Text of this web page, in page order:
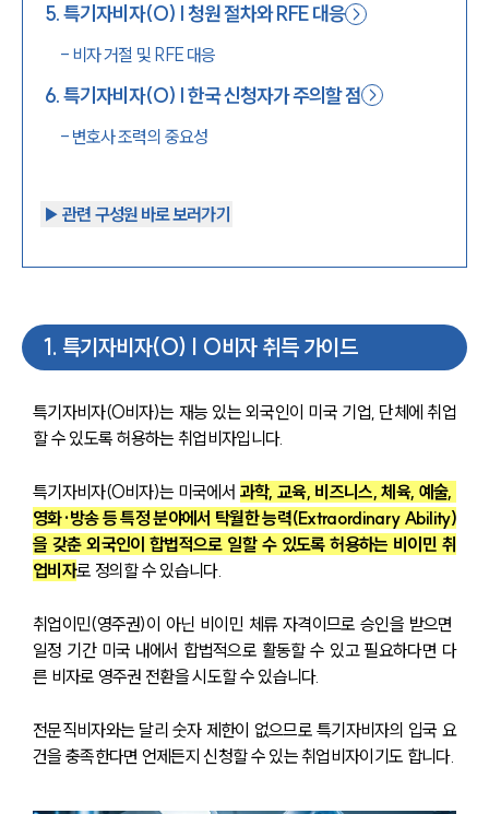
5.특기자비자(O) | 청원 절차와 RFE 대응
- 비자 거절 및 RFE 대응
6.특기자비자(O) | 한국 신청자가 주의할 점
- 변호사 조력의 중요성
▶︎ 관련 구성원 바로 보러가기
1. 특기자비자(O) | O비자 취득 가이드
특기자비자(O비자)는 재능 있는 외국인이 미국 기업, 단체에 취업
할 수 있도록 허용하는 취업비자입니다.
특기자비자(O비자)는 미국에서 과학, 교육, 비즈니스, 체육, 예술,
영화·방송 등 특정 분야에서 탁월한 능력(Extraordinary Ability)
을 갖춘 외국인이 합법적으로 일할 수 있도록 허용하는 비이민 취
업비자로 정의할 수 있습니다.
취업이민(영주권)이 아닌 비이민 체류 자격이므로 승인을 받으면
일정 기간 미국 내에서 합법적으로 활동할 수 있고 필요하다면 다
른 비자로 영주권 전환을 시도할 수 있습니다.
전문직비자와는 달리 숫자 제한이 없으므로 특기자비자의 입국 요
건을 충족한다면 언제든지 신청할 수 있는 취업비자이기도 합니다.